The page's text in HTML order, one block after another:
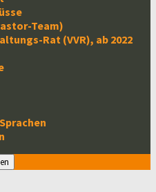
Team)
Rat (VVR), ab 2022